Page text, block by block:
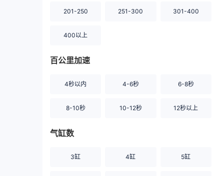
201-250 251-300 301-400
400以上
百公里加速
4秒以内 4-6秒 6-8秒
8-10秒 10-12秒 12秒以上
气缸数
3缸 4缸 5缸